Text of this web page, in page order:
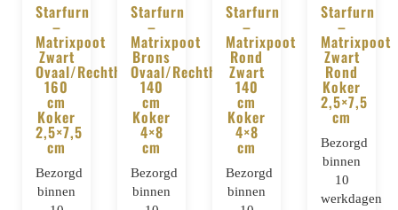
BESTELLEN
Starfurn
–
Matrixpoot
Zwart
Ovaal/Rechthoek
160
cm
Koker
2,5×7,5
cm
Bezorgd
binnen
BESTELLEN
Starfurn
–
Matrixpoot
Brons
Ovaal/Rechthoek
140
cm
Koker
4×8
cm
Bezorgd
binnen
BESTELLEN
Starfurn
–
Matrixpoot
Rond
Zwart
140
cm
Koker
4×8
cm
Bezorgd
binnen
BESTELLEN
Starfurn
–
Matrixpoot
Zwart
Rond
Koker
2,5×7,5
cm
Bezorgd
binnen
10
werkdagen